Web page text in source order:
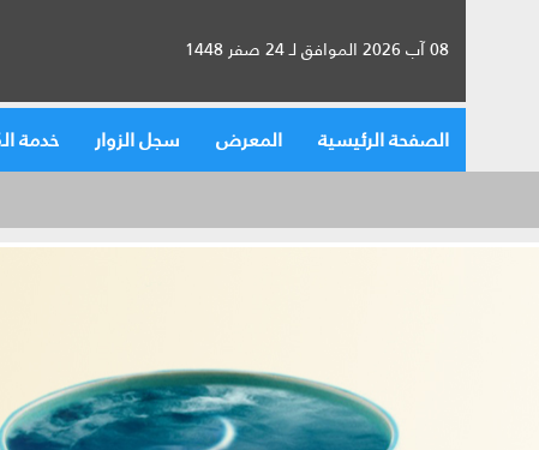
08 آب 2026 الموافق لـ 24 صفر 1448
الصفحة الرئيسية المعرض سجل الزوار خدمة الـRSS